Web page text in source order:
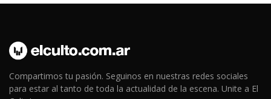
Compartimos tu pasión. Seguinos en nuestras redes sociales
para estar al tanto de toda la actualidad de la escena. Unite a El